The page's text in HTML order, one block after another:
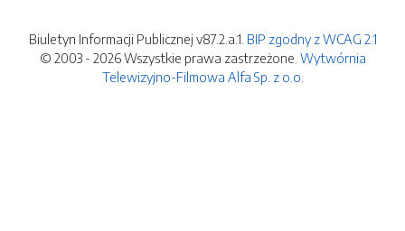
Biuletyn Informacji Publicznej v87.2.a.1. BIP zgodny z WCAG 2.1
© 2003 - 2026 Wszystkie prawa zastrzeżone. Wytwórnia
Telewizyjno-Filmowa Alfa Sp. z o.o.